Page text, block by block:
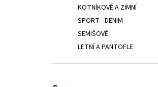
KOTNÍKOVÉ A ZIMNÍ
SPORT - DENIM
SEMIŠOVÉ
LETNÍ A PANTOFLE